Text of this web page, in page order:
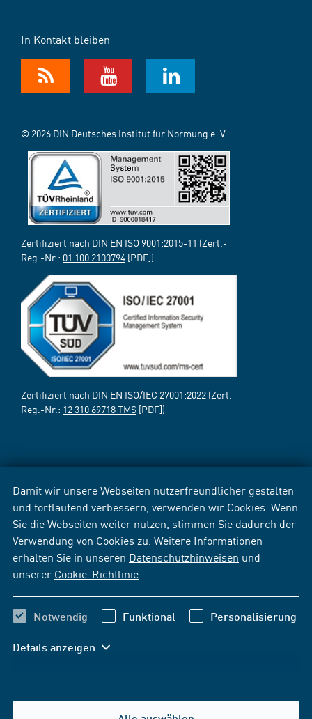
Damit wir unsere Webseiten nutzerfreundlicher gestalten
und fortlaufend verbessern, verwenden wir Cookies. Wenn
Sie die Webseiten weiter nutzen, stimmen Sie dadurch der
Verwendung von Cookies zu. Weitere Informationen
erhalten Sie in unseren Datenschutzhinweisen und
unserer Cookie-Richtlinie
Notwendig Funktional Personalisierung
Details anzeigen
In Kontakt bleiben
© 2026 DIN Deutsches Institut für Normung e. V.
Zertifiziert nach DIN EN ISO 9001:2015-11 (Zert.-
Reg.-Nr.: 01 100 2100794 [PDF])
Zertifiziert nach DIN EN ISO/IEC 27001:2022 (Zert.-
Reg.-Nr.: 12 310 69718 TMS [PDF])